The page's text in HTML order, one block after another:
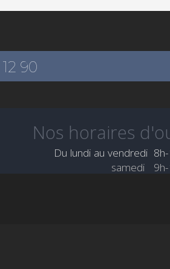
90
Nos horaires
Du lundi au vendredi
samedi 9h-